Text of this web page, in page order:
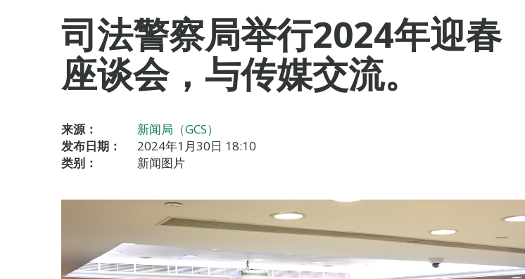
司法警察局举行2024年迎春
座谈会，与传媒交流。
来源：
新闻局（GCS）
发布日期：
2024年1月30日 18:10
类别：
新闻图片